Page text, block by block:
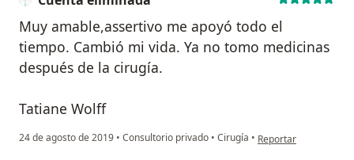
? PRESENTACION DE TRABAJO LIBRE QUISTE DE
COLEDOCO Y DIVERTICULO DE MCLKEL, REPORTE DE
UN CASO, EN LA CATEGORIA DE CARTEL, EN EL XXXIV
CONGRESO INTERNACIONAL DE CIRUGIA GENERAL
? CONSTANCIA AVALADA POR LA AMCG AC, COLEGIO
POSTGRADUADOS EN CIRUGIA GRAL AC, FEDERACION
Muy amable,assertivo me apoyó todo el
tiempo. Cambió mi vida. Ya no tomo medicinas
después de la cirugía.
Tatiane Wolff
24 de agosto de 2019 • Consultorio privado • Cirugía • en opinión del
Reportar